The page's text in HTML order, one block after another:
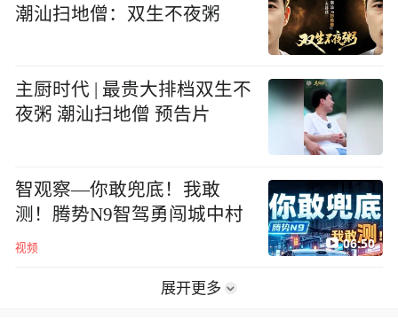
潮汕扫地僧：双生不夜粥
主厨时代 | 最贵大排档双生不
夜粥 潮汕扫地僧 预告片
智观察—你敢兜底！我敢
测！腾势N9智驾勇闯城中村
视频 06:50
展开更多